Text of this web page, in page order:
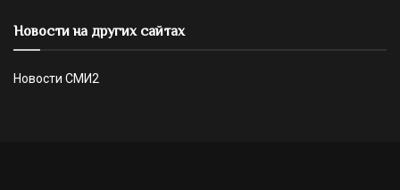
Новости на других сайтах
Новости СМИ2